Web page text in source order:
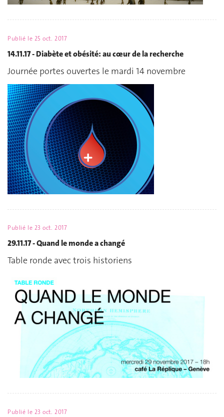
Publié le 25 oct. 2017
14.11.17 - Diabète et obésité: au cœur de la recherche
Journée portes ouvertes le mardi 14 novembre
Publié le 23 oct. 2017
29.11.17 - Quand le monde a changé
Table ronde avec trois historiens
Publié le 23 oct. 2017